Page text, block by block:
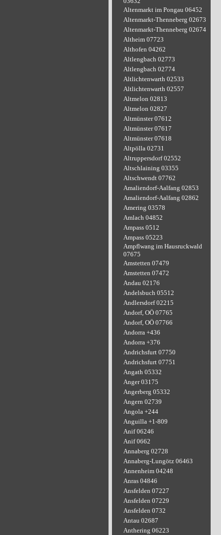
Altenmarkt im Pongau 06452
Altenmarkt-Thenneberg 02673
Altenmarkt-Thenneberg 02674
Altheim 07723
Althofen 04262
Altlengbach 02773
Altlengbach 02774
Altlichtenwarth 02533
Altlichtenwarth 02557
Altmelon 02813
Altmelon 02827
Altmünster 07612
Altmünster 07617
Altmünster 07618
Altpölla 02731
Altruppersdorf 02552
Altschlaining 03355
Altschwendt 07762
Amaliendorf-Aalfang 02853
Amaliendorf-Aalfang 02862
Amering 03578
Amlach 04852
Ampass 0512
Ampass 05223
Ampflwang im Hausruckwald
07675
Amstetten 07479
Amstetten 07472
Andau 02176
Andelsbuch 05512
Andlersdorf 02215
Andorf, OÖ 07765
Andorf, OÖ 07766
Andorra +436
Andorra +376
Andrichsfurt 07750
Andrichsfurt 07751
Angath 05332
Anger 03175
Angerberg 05332
Angern 02739
Angola +244
Anguilla +1-809
Anif 06246
Anif 0662
Annaberg 02728
Annaberg-Lungötz 06463
Annenheim 04248
Anras 04846
Ansfelden 07227
Ansfelden 07229
Ansfelden 0732
Antau 02687
Anthering 06223